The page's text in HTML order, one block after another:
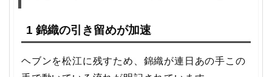
1 錦織の引き留めが加速
ヘブンを松江に残すため、錦織が連日あの手この